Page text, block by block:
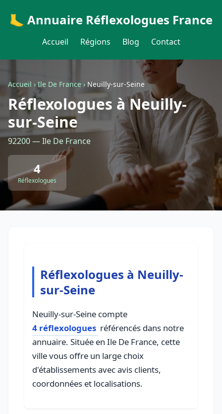
🦶 Annuaire Réflexologues France
Accueil Régions Blog Contact
Accueil ›Ile De France › Neuilly-sur-Seine
Réflexologues à Neuilly-
sur-Seine
92200 — Ile De France
4
Réflexologues
Réflexologues à Neuilly-
sur-Seine
Neuilly-sur-Seine compte
4 réflexologues référencés dans notre
annuaire. Située en Ile De France, cette
ville vous offre un large choix
d'établissements avec avis clients,
coordonnées et localisations.